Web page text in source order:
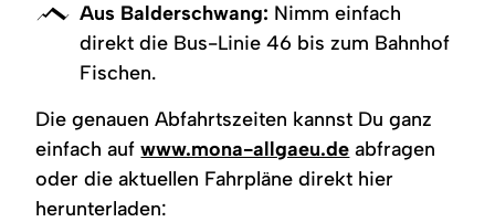
Aus Balderschwang: Nimm einfach
direkt die Bus-Linie 46 bis zum Bahnhof
Fischen.
Die genauen Abfahrtszeiten kannst Du ganz
einfach aufwww.mona-allgaeu.de abfragen
oder die aktuellen Fahrpläne direkt hier
herunterladen: